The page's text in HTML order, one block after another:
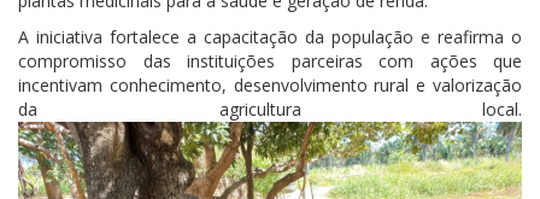
A iniciativa fortalece a capacitação da população e reafirma o
compromisso das instituições parceiras com ações que
incentivam conhecimento, desenvolvimento rural e valorização
da agricultura local.